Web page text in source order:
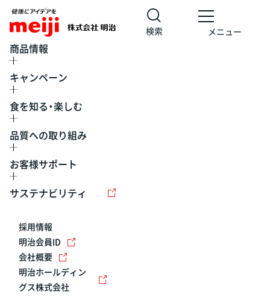
検索 メニュー
商品情報
キャンペーン
食を知る・楽しむ
品質への取り組み
お客様サポート
サステナビリティ
採用情報
明治会員ID
会社概要
明治ホールディン
グス株式会社